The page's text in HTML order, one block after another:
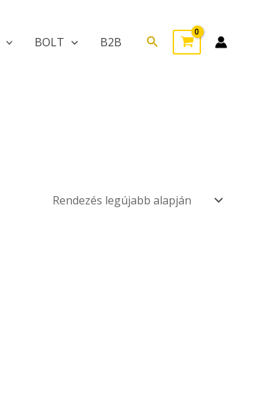
BOLT B2B Search